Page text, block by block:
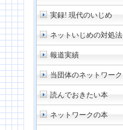
実録! 現代のいじめ
ネットいじめの対処法
報道実績
当団体のネットワーク
読んでおきたい本
ネットワークの本